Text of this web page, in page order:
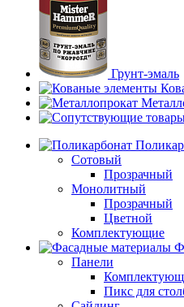
Грунт-эмаль
Сотовый
Прозрачный
Монолитный
Прозрачный
Цветной
Комплектующие
Панели
Пикс для